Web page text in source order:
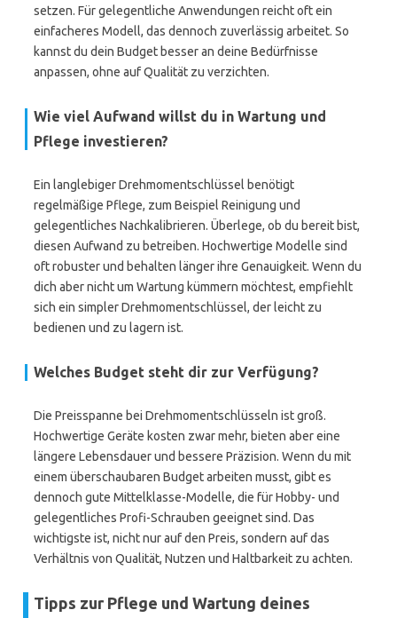
setzen. Für gelegentliche Anwendungen reicht oft ein
einfacheres Modell, das dennoch zuverlässig arbeitet. So
kannst du dein Budget besser an deine Bedürfnisse
anpassen, ohne auf Qualität zu verzichten.
Wie viel Aufwand willst du in Wartung und
Pflege investieren?
Ein langlebiger Drehmomentschlüssel benötigt
regelmäßige Pflege, zum Beispiel Reinigung und
gelegentliches Nachkalibrieren. Überlege, ob du bereit bist,
diesen Aufwand zu betreiben. Hochwertige Modelle sind
oft robuster und behalten länger ihre Genauigkeit. Wenn du
dich aber nicht um Wartung kümmern möchtest, empfiehlt
sich ein simpler Drehmomentschlüssel, der leicht zu
bedienen und zu lagern ist.
Welches Budget steht dir zur Verfügung?
Die Preisspanne bei Drehmomentschlüsseln ist groß.
Hochwertige Geräte kosten zwar mehr, bieten aber eine
längere Lebensdauer und bessere Präzision. Wenn du mit
einem überschaubaren Budget arbeiten musst, gibt es
dennoch gute Mittelklasse-Modelle, die für Hobby- und
gelegentliches Profi-Schrauben geeignet sind. Das
wichtigste ist, nicht nur auf den Preis, sondern auf das
Verhältnis von Qualität, Nutzen und Haltbarkeit zu achten.
Tipps zur Pflege und Wartung deines